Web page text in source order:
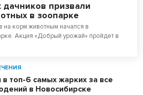
дачников призвали
в зоопарке
на корм животным начался в
Акция «Добрый урожай» пройдет в
топ-6 самых жарких за все
в Новосибирске